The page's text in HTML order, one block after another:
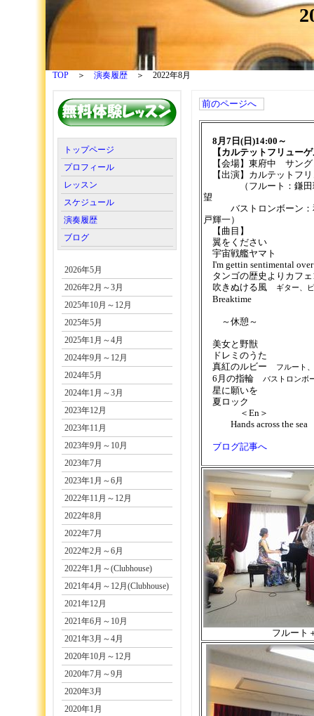
TOP ＞ 演奏履歴 ＞ 2022年8月
前のページへ
8月7日(日)14:00～
【カルテットフリュー
【会場】東府中 サング
【出演】カルテットフリ
（フルート：鎌田理
望
バストロンボーン：
戸輝一）
【曲目】
翼をください
宇宙戦艦ヤマト
I'm gettin sentimental
タンゴの歴史よりカフ
吹きぬける風
ギター、
Breaktime
～休憩～
美女と野獣
ドレミのうた
真紅のルビー
フルート
6月の指輪 バストロンボ
星に願いを
夏ロック
＜En＞
Hands across the sea
ブログ記事へ
フルート
トップページ
プロフィール
レッスン
スケジュール
演奏履歴
ブログ
2026年5月
2026年2月～3月
2025年10月～12月
2025年5月
2025年1月～4月
2024年9月～12月
2024年5月
2024年1月～3月
2023年12月
2023年11月
2023年9月～10月
2023年7月
2023年1月～6月
2022年11月～12月
2022年8月
2022年7月
2022年2月～6月
2022年1月～(Clubhouse)
2021年4月～12月(Clubhouse)
2021年12月
2021年6月～10月
2021年3月～4月
2020年10月～12月
2020年7月～9月
2020年3月
2020年1月